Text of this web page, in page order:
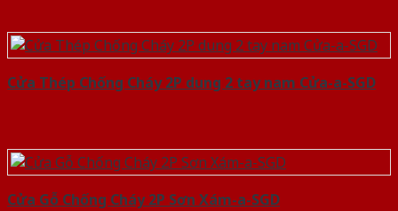
Cửa Thép Chống Cháy 2P dung 2 tay nam Cửa-a-SGD
Cửa Gỗ Chống Cháy 2P Sơn Xám-a-SGD